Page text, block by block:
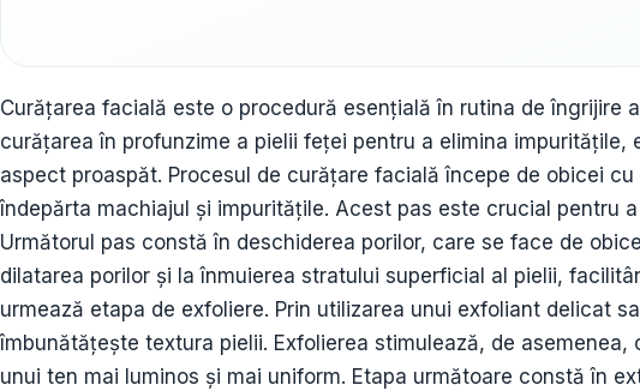
Curățarea facială este o procedură esențială în rutina de
curățarea în profunzime a pielii feței pentru a elimina
aspect proaspăt. Procesul de curățare facială începe de obicei
îndepărta machiajul și impuritățile. Acest pas este crucial pentru
Următorul pas constă în deschiderea porilor, care se face de
dilatarea porilor și la înmuierea stratului superficial al pielii,
urmează etapa de exfoliere. Prin utilizarea unui exfoliant delicat
îmbunătățește textura pielii. Exfolierea stimulează, de
unui ten mai luminos și mai uniform. Etapa următoare constă în